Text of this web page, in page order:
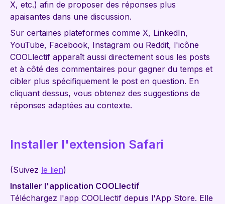
X, etc.) afin de proposer des réponses plus
apaisantes dans une discussion.
Sur certaines plateformes comme X, LinkedIn,
YouTube, Facebook, Instagram ou Reddit, l'icône
COOLlectif apparaît aussi directement sous les posts
et à côté des commentaires pour gagner du temps et
cibler plus spécifiquement le post en question. En
cliquant dessus, vous obtenez des suggestions de
réponses adaptées au contexte.
Installer l'extension Safari
(Suivez le lien)
Installer l'application COOLlectif
Téléchargez l'app COOLlectif depuis l'App Store. Elle